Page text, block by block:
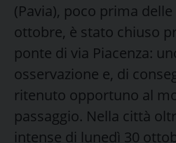
(Pavia), poco prima
ottobre, è stato chiuso
ponte di via Piacenza:
osservazione e, di
ritenuto opportuno al
passaggio. Nella città
intense di lunedì 30